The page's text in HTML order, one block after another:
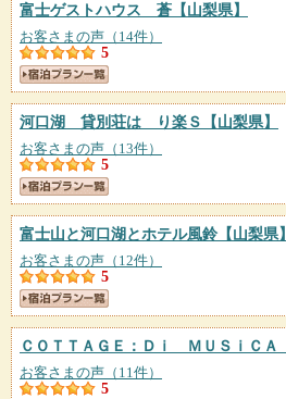
富士ゲストハウス 蒼 【山梨県】
お客さまの声（14件）
5
河口湖 貸別荘は り楽Ｓ 【山梨県】
お客さまの声（13件）
5
富士山と河口湖とホテル風鈴【山梨県】
お客さまの声（12件）
5
ＣＯＴＴＡＧＥ：Ｄｉ ＭＵＳｉＣＡ
お客さまの声（11件）
5